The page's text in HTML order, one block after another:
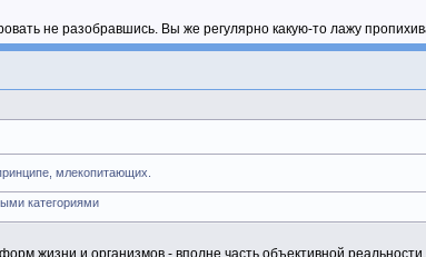
не разобравшись. Вы же регулярно какую-то лажу
млекопитающих.
категориями
жизни и организмов - вполне часть объективной